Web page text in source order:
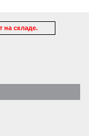
на складе.